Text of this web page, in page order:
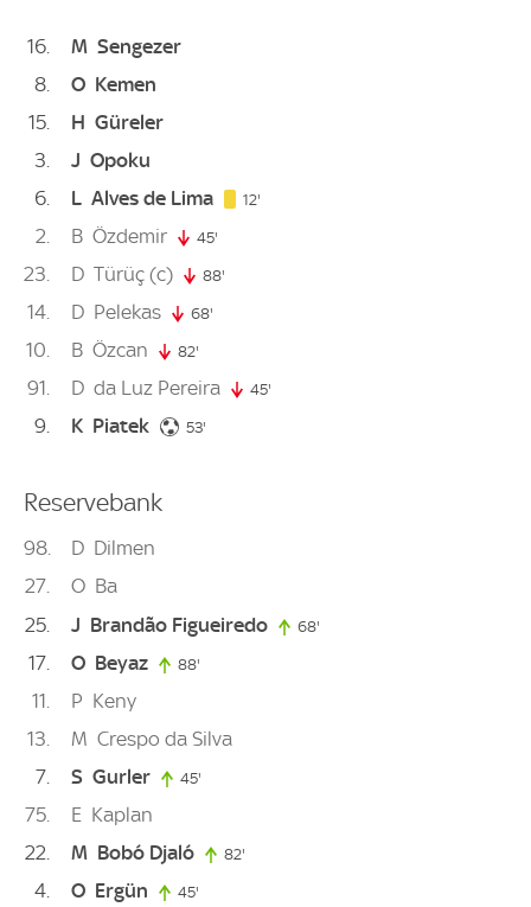
16 M Sengezer
8
O Kemen
15
H Güreler
3
J Opoku
6
L Alves de Lima 12'
2 B Özdemir 45'
23 D Türüç (c) 88'
14 D Pelekas 68'
10 B Özcan 82'
91 D da Luz Pereira 45'
9 K Piatek 53'
Reservebank
98 D Dilmen
27
O Ba
25
J Brandão Figueiredo 68'
17 O Beyaz 88'
11 P Keny
13
M Crespo da Silva
7
S Gurler 45'
75 E Kaplan
22
M Bobó Djaló 82'
4 O Ergün 45'